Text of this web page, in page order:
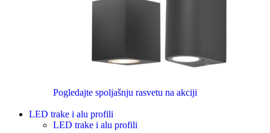
Pogledajte spoljašnju rasvetu na akciji
LED trake i alu profili
LED trake i alu profili